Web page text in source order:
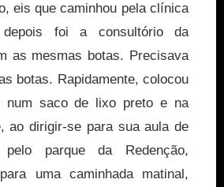
eis que caminhou pela clínica
foi a consultório da
as mesmas botas. Precisava
botas. Rapidamente, colocou
num saco de lixo preto e na
ao dirigir-se para sua aula de
pelo parque da Redenção,
uma caminhada matinal,